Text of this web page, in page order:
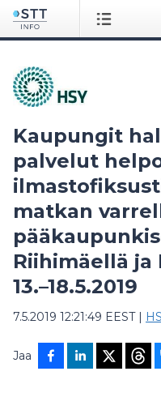
Kaupungit
palvelut
matkan
Riihimäellä ja
13.–18.5.2019
7.5.2019 12:21:49 EEST|
Jaa